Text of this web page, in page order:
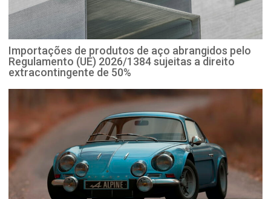
Importações de produtos de aço abrangidos pelo
Regulamento (UE) 2026/1384 sujeitas a direito
extracontingente de 50%